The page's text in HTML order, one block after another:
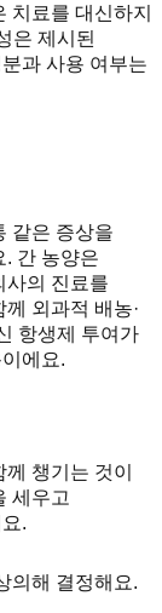
치료를 대신하지
은 제시된
과 사용 여부는
같은 증상을
. 간 농양은
사의 진료를
외과적 배농·
항생제 투여가
에요.
챙기는 것이
세우고
.
의해 결정해요.